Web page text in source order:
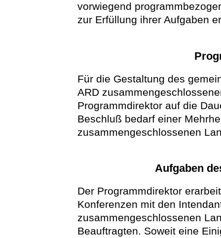
vorwiegend
zur Erfüllung ihrer Aufgaben
Für die Gestaltung des
ARD
Programmdirektor auf die
Beschluß bedarf einer
zusammengeschlossenen
Aufgaben
Der Programmdirektor
Konferenzen mit den
zusammengeschlossenen
Beauftragten. Soweit eine